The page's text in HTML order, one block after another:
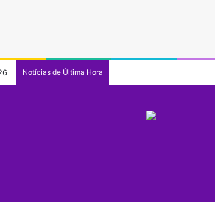
Notícias de Última Hora